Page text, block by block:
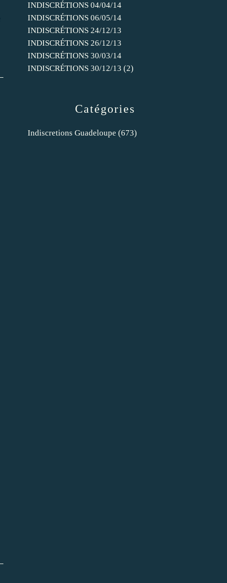
Catégories
Indiscretions Guadeloupe (673)
INDISCRÉTIONS 04/04/14
INDISCRÉTIONS 06/05/14
INDISCRÉTIONS 24/12/13
INDISCRÉTIONS 26/12/13
INDISCRÉTIONS 30/03/14
INDISCRÉTIONS 30/12/13 (2)